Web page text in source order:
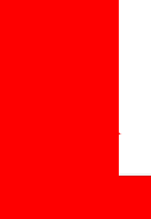
...